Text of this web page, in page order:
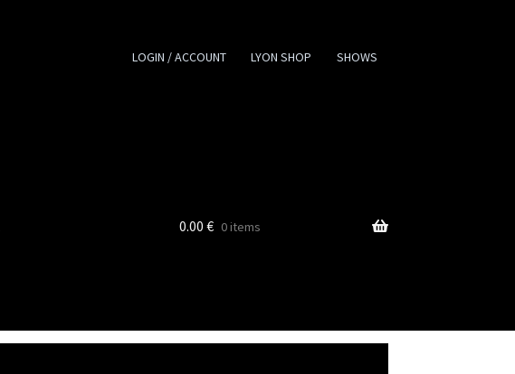
LOGIN / ACCOUNT LYON SHOP SHOWS
0.00 € 0 items